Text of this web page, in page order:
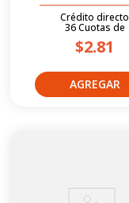
Crédito directo
36Cuotas de
$2.81